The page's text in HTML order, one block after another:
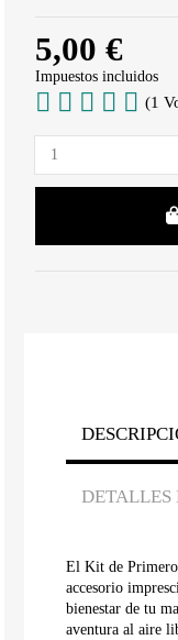
5,00 €
Impuestos incluidos
(1
DETALLES
El Kit de
accesorio
bienestar de tu
aventura al aire